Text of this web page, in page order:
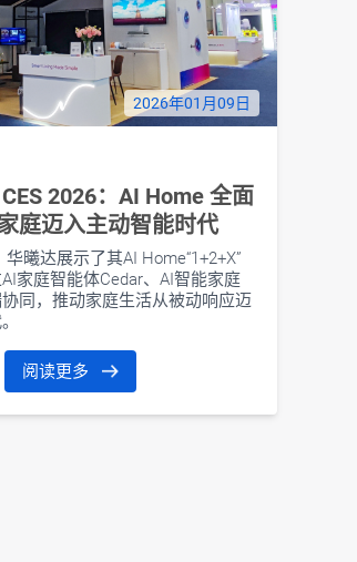
2026年01月09日
2026：AI Home 全面
庭迈入主动智能时代
曦达展示了其AI Home“1+2+X”
家庭智能体Cedar、AI智能家庭
同，推动家庭生活从被动响应迈
阅读更多